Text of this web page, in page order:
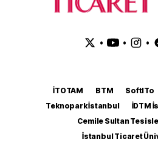
• • •
İTOTAM BTM SoftITo
Teknopark İstanbul
İDTM
Cemile Sultan
İstanbul Ticaret